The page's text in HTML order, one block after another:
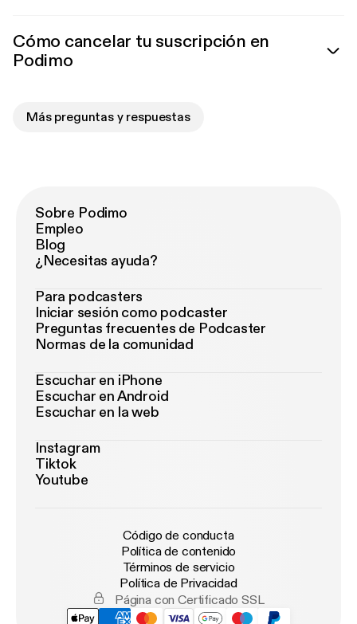
Cómo cancelar tu suscripción en
Podimo
Más preguntas y respuestas
Sobre Podimo
Empleo
Blog
¿Necesitas ayuda?
Para podcasters
Iniciar sesión como podcaster
Preguntas frecuentes de Podcaster
Normas de la comunidad
Escuchar en iPhone
Escuchar en Android
Escuchar en la web
Instagram
Tiktok
Youtube
Código de conducta
Política de contenido
Términos de servicio
Política de Privacidad
Página con Certificado SSL